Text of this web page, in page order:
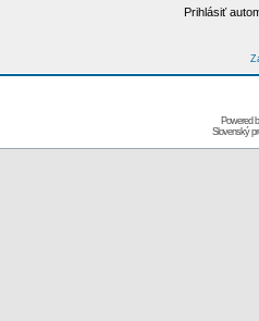
Prihlásiť
Powered
Slovenský